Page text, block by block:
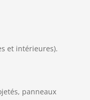
et intérieures).
panneaux